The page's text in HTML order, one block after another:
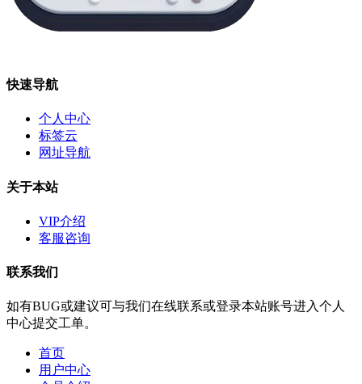
快速导航
个人中心
标签云
网址导航
关于本站
VIP介绍
客服咨询
联系我们
如有BUG或建议可与我们在线联系或登录本站账号进入个人
中心提交工单。
首页
用户中心